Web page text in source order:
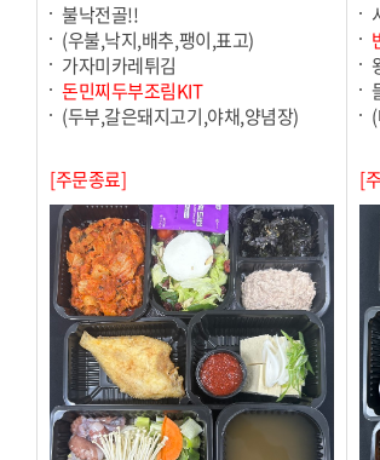
불낙전골!!
(우불,낙지,배추,팽이,표고)
가자미카레튀김
돈민찌두부조림KIT
(두부,갈은돼지고기,야채,양념장)
[주문종료] [